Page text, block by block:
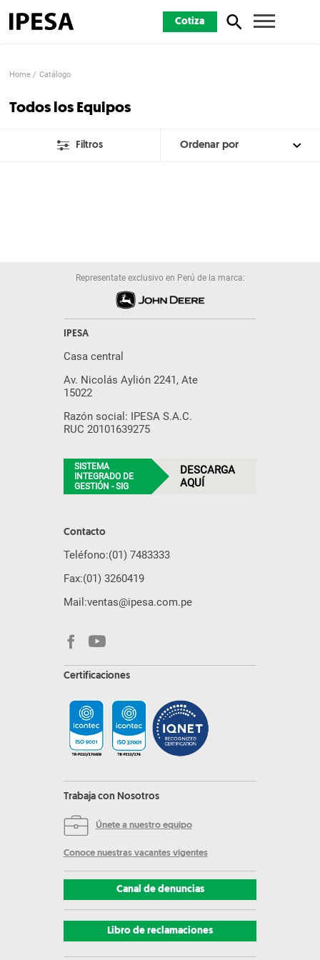
Cotiza
Home Catálogo
Todos los Equipos
Filtros
Representate exclusivo en Perú de la marca:
IPESA
Casa central
Av. Nicolás Aylión 2241, Ate
15022
Razón social: IPESA S.A.C.
RUC 20101639275
SISTEMA
INTEGRADO DE
GESTIÓN - SIG
DESCARGA
AQUÍ
Contacto
Teléfono:(01) 7483333
Fax:(01) 3260419
Mail:ventas@ipesa.com.pe
Certificaciones
Trabaja con Nosotros
Únete a nuestro equipo
Conoce nuestras vacantes vigentes
Canal de denuncias
Libro de reclamaciones